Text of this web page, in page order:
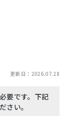
更新日： 2026.07.28
要です。下記
さい。